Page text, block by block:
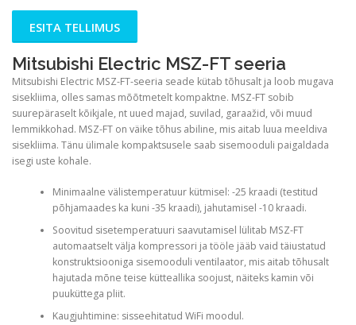
ESITA TELLIMUS
Mitsubishi Electric MSZ-FT seeria
Mitsubishi Electric MSZ-FT-seeria seade kütab tõhusalt ja loob mugava
sisekliima, olles samas mõõtmetelt kompaktne. MSZ-FT sobib
suurepäraselt kõikjale, nt uued majad, suvilad, garaažid, või muud
lemmikkohad. MSZ-FT on väike tõhus abiline, mis aitab luua meeldiva
sisekliima. Tänu ülimale kompaktsusele saab sisemooduli paigaldada
isegi uste kohale.
Minimaalne välistemperatuur kütmisel: -25 kraadi (testitud
põhjamaades ka kuni -35 kraadi), jahutamisel -10 kraadi.
Soovitud sisetemperatuuri saavutamisel lülitab MSZ-FT
automaatselt välja kompressori ja tööle jääb vaid täiustatud
konstruktsiooniga sisemooduli ventilaator, mis aitab tõhusalt
hajutada mõne teise kütteallika soojust, näiteks kamin või
puuküttega pliit.
Kaugjuhtimine: sisseehitatud WiFi moodul.